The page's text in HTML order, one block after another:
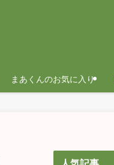
まあくんのお気に入り